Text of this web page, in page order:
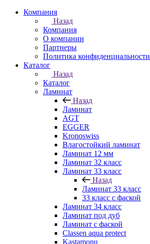
Компания
Назад
Компания
О компании
Партнеры
Политика конфиденциальности
Каталог
Назад
Каталог
Ламинат
Назад
Ламинат
AGT
EGGER
Kronoswiss
Влагостойкий ламинат
Ламинат 12 мм
Ламинат 32 класс
Ламинат 33 класс
Назад
Ламинат 33 класс
33 класс с фаской
Ламинат 34 класс
Ламинат под дуб
Ламинат с фаской
Classen aqua protect
Kastamonu